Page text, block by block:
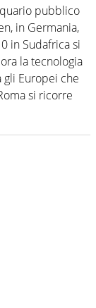
pubblico
in Germania,
in Sudafrica si
la tecnologia
Europei che
si ricorre